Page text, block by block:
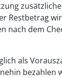
Restbetrag
nach dem
als
bezahlen